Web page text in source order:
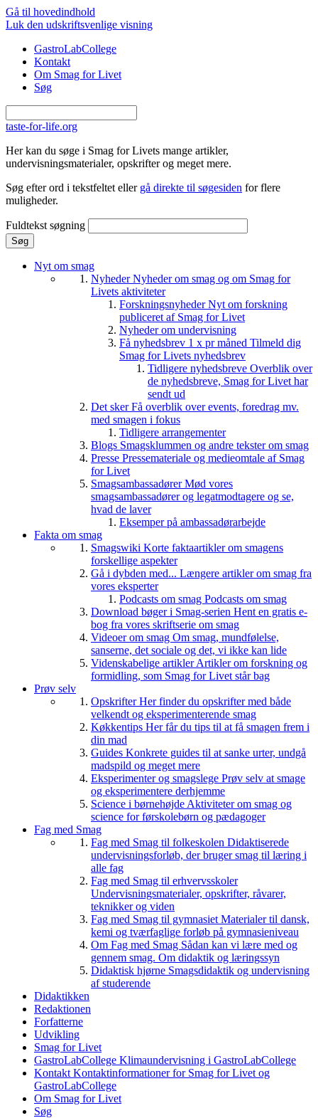
Gå til hovedindhold
Luk den udskriftsvenlige visning
GastroLabCollege
Kontakt
Om Smag for Livet
Søg
taste-for-life.org
Her kan du søge i Smag for Livets mange artikler,
undervisningsmaterialer, opskrifter og meget mere.
Søg efter ord i tekstfeltet eller gå direkte til søgesiden for flere
muligheder.
Fuldtekst søgning
Nyt om smag
NyhederNyheder om smag og om Smag for
Livets aktiviteter
ForskningsnyhederNyt om forskning
publiceret af Smag for Livet
Nyheder om undervisning
Få nyhedsbrev 1 x pr måned Tilmeld dig
Smag for Livets nyhedsbrev
Tidligere nyhedsbreve Overblik over
de nyhedsbreve, Smag for Livet har
sendt ud
Det skerFå overblik over events, foredrag mv.
med smagen i fokus
Tidligere arrangementer
Blogs Smagsklummen og andre tekster om smag
Presse Pressemateriale og medieomtale af Smag
for Livet
SmagsambassadørerMød vores
smagsambassadører og legatmodtagere og se,
hvad de laver
Eksemper på ambassadørarbejde
Fakta om smag
Smagswiki Korte faktaartikler om smagens
forskellige aspekter
Gå i dybden med... Længere artikler om smag fra
vores eksperter
Podcasts om smag Podcasts om smag
Download bøger i Smag-serien Hent en gratis e-
bog fra vores skriftserie om smag
Videoer om smag Om smag, mundfølelse,
sanserne, det sociale og det, vi ikke kan lide
Videnskabelige artiklerArtikler om forskning og
formidling, som Smag for Livet står bag
Prøv selv
OpskrifterHer finder du opskrifter med både
velkendt og eksperimenterende smag
Køkkentips Her får du tips til at få smagen frem i
din mad
Guides Konkrete guides til at sanke urter, undgå
madspild og meget mere
Eksperimenter og smagslege Prøv selv at smage
og eksperimentere derhjemme
Science i børnehøjde Aktiviteter om smag og
science for førskolebørn og pædagoger
Fag med Smag
Fag med Smag til folkeskolen Didaktiserede
undervisningsforløb, der bruger smag til læring i
alle fag
Fag med Smag til erhvervsskoler
Undervisningsmaterialer, opskrifter, råvarer,
teknikker og viden
Fag med Smag til gymnasiet Materialer til dansk,
kemi og tværfaglige forløb på gymnasieniveau
Om Fag med Smag Sådan kan vi lære med og
gennem smag. Om didaktik og læringssyn
Didaktisk hjørne Smagsdidaktik og undervisning
af studerende
Didaktikken
Redaktionen
Forfatterne
Udvikling
Smag for Livet
GastroLabCollege Klimaundervisning i GastroLabCollege
Kontakt Kontaktinformationer for Smag for Livet og
GastroLabCollege
Om Smag for Livet
Søg